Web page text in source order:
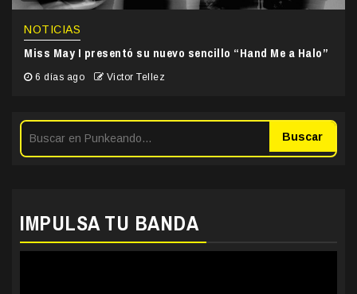
NOTICIAS
Miss May I presentó su nuevo sencillo “Hand Me a Halo”
6 días ago Victor Tellez
Buscar
IMPULSA TU BANDA